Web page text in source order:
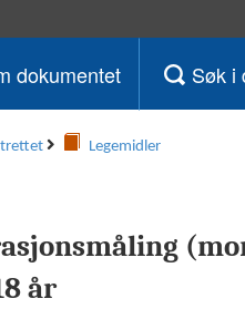
dokumentet Søk i
Legemidler
år